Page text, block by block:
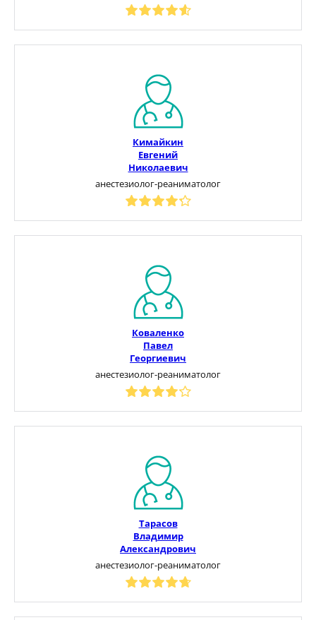
Кимайкин
Евгений
Николаевич
анестезиолог-реаниматолог
Коваленко
Павел
Георгиевич
анестезиолог-реаниматолог
Тарасов
Владимир
Александрович
анестезиолог-реаниматолог